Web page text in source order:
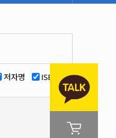
저자명 ISBN